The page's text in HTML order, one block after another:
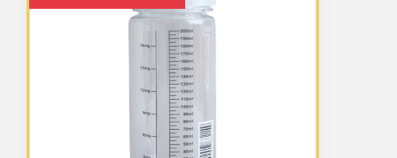
de
prix :
2,99 €
à
4,99 €